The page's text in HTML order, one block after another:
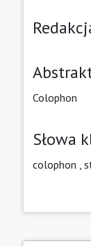
Colophon
Słowa
colophon